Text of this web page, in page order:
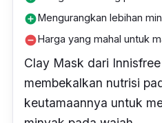
add_circleMengurangkan lebihan
remove_circleHarga yang mahal untuk
Clay Mask dari
membekalkan nutrisi
keutamaannya untuk